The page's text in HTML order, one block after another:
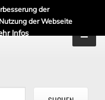
der
der Webseite
Infos